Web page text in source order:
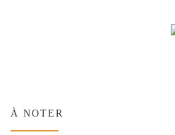
À NOTER